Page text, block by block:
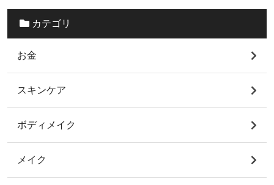
カテゴリ
お金
スキンケア
ボディメイク
メイク